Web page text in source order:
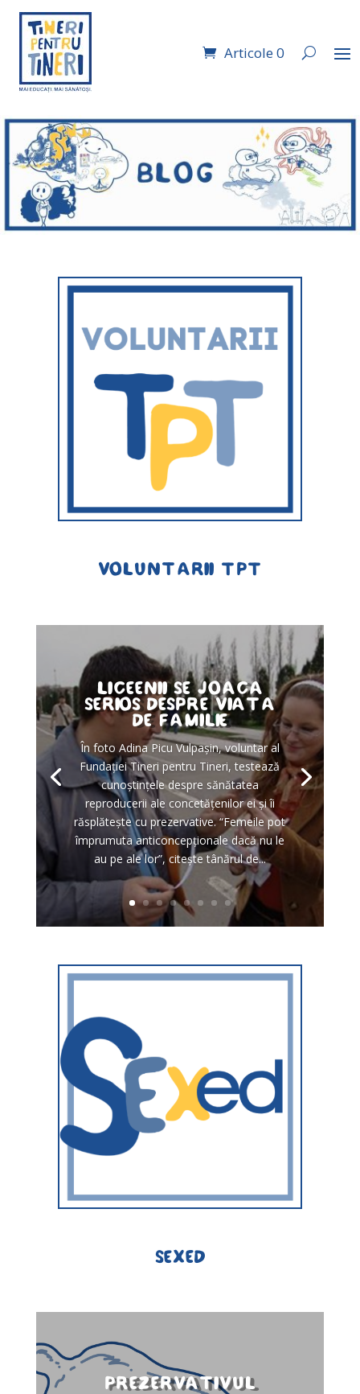
Articole 0
voluntarii TPT
Liceenii se joaca
serios despre viata
de familie
În foto Adina Picu Vulpaşin, voluntar al
Fundaţiei Tineri pentru Tineri, testează
cunoştinţele despre sănătatea
reproducerii ale concetăţenilor ei şi îi
răsplăteşte cu prezervative. “Femeile pot
împrumuta anticoncepţionale dacă nu le
au pe ale lor”, citeşte tânărul de...
SEXed
Prezervativul